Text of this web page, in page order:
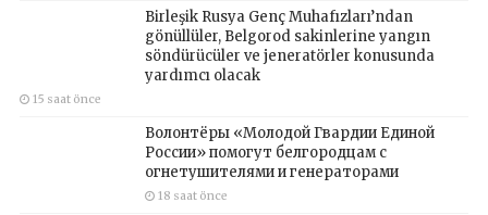
Birleşik Rusya Genç Muhafızları’ndan
gönüllüler, Belgorod sakinlerine yangın
söndürücüler ve jeneratörler konusunda
yardımcı olacak
15 saat önce
Волонтёры «Молодой Гвардии Единой
России» помогут белгородцам с
огнетушителями и генераторами
18 saat önce